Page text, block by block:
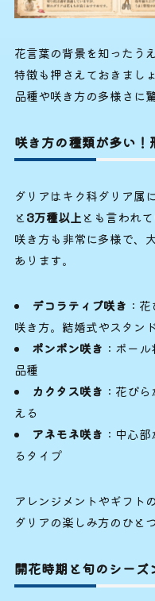
花言葉の背景を知ったう
特徴も押さえておきましょ
品種や咲き方の多様さに
咲き方の種類が多い
ダリアはキク科ダリア属
と3万種以上とも言われて
咲き方も非常に多様で、
あります。
デコラティブ咲き ：
咲き方。結婚式やスタン
ポンポン咲き ：ボー
品種
カクタス咲き ：花び
える
アネモネ咲き ：中心
るタイプ
アレンジメントやギフト
ダリアの楽しみ方のひとつ
開花時期と旬のシーズ